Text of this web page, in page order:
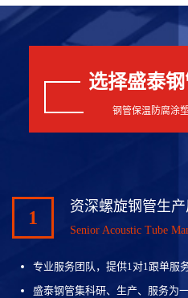
选择盛泰
钢管保温防腐涂
1
资深螺旋钢管生
Senior Acoustic Tube
专业服务团队，提供1对1跟单服
盛泰钢管集科研、生产、服务为